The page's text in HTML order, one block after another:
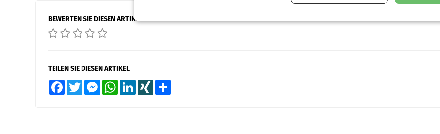
BEWERTEN SIE DIESEN ARTIKEL
TEILEN SIE DIESEN ARTIKEL
FacebookTwitter MessengerWhatsAppLinkedInXING